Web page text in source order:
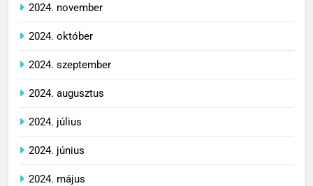
2024. november
2024. október
2024. szeptember
2024. augusztus
2024. július
2024. június
2024. május